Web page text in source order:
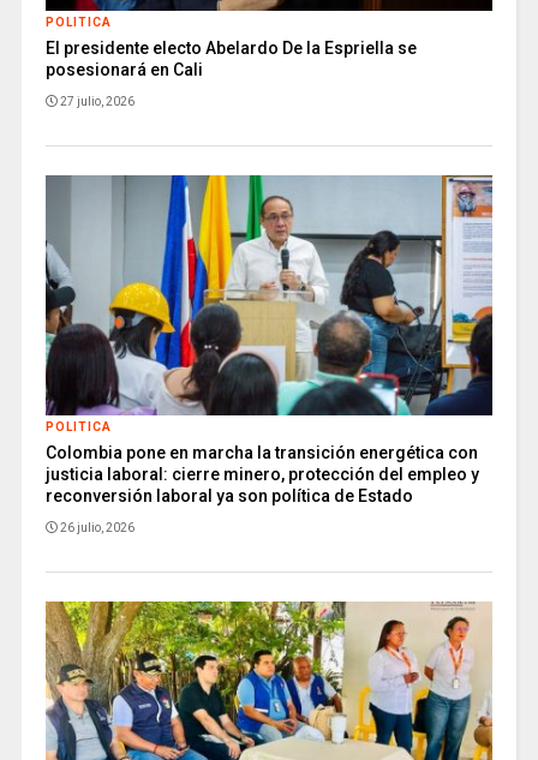
POLITICA
El presidente electo Abelardo De la Espriella se
posesionará en Cali
27 julio, 2026
POLITICA
Colombia pone en marcha la transición energética con
justicia laboral: cierre minero, protección del empleo y
reconversión laboral ya son política de Estado
26 julio, 2026